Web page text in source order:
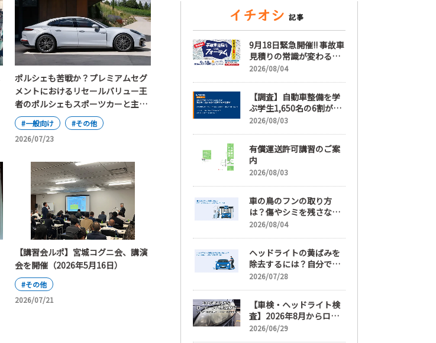
ポルシェも苦戦か？プレミアムセグ
メントにおけるリセールバリュー王
者のポルシェもスポーツカーと主流
のSUV、電気自動車と内燃機関車の
間で揺れ動いている
#一般向け
#その他
2026/07/23
【講習会ルポ】宮城コグニ会、講演
会を開催（2026年5月16日）
#その他
2026/07/21
9月18日緊急開催!! 事故車
見積りの常識が変わる
「事故車見積りフォーラ
2026/08/04
【調査】自動車整備を学
ぶ学生1,650名の6割が就
職先選びで「給与」を最
日以上」希望も66.3%
2026/08/03
有償運送許可講習のご案
内
2026/08/03
車の鳥のフンの取り方
は？傷やシミを残さない
正しい落とし方と予防策
2026/08/04
ヘッドライトの黄ばみを
除去するには？自分で綺
麗にする手順と業者費用
2026/07/28
【車検・ヘッドライト検
査】2026年8月からロー
ビームへ完全移行、ヘッ
2026/06/29